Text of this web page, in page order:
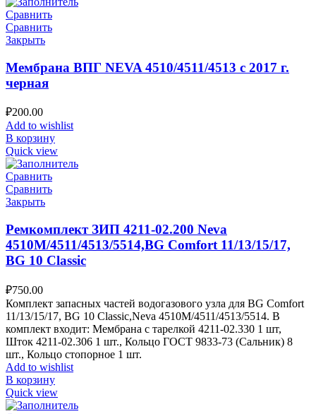
Сравнить
Сравнить
Закрыть
Мембрана ВПГ NEVA 4510/4511/4513 с 2017 г.
черная
₽200.00
Add to wishlist
В корзину
Quick view
Сравнить
Сравнить
Закрыть
Ремкомплект ЗИП 4211-02.200 Neva
4510M/4511/4513/5514,BG Comfort 11/13/15/17,
BG 10 Classic
₽750.00
Комплект запасных частей водогазового узла для BG Comfort
11/13/15/17, BG 10 Classic,Neva 4510M/4511/4513/5514. В
комплект входит: Мембрана с тарелкой 4211-02.330 1 шт,
Шток 4211-02.306 1 шт., Кольцо ГОСТ 9833-73 (Сальник) 8
шт., Кольцо стопорное 1 шт.
Add to wishlist
В корзину
Quick view